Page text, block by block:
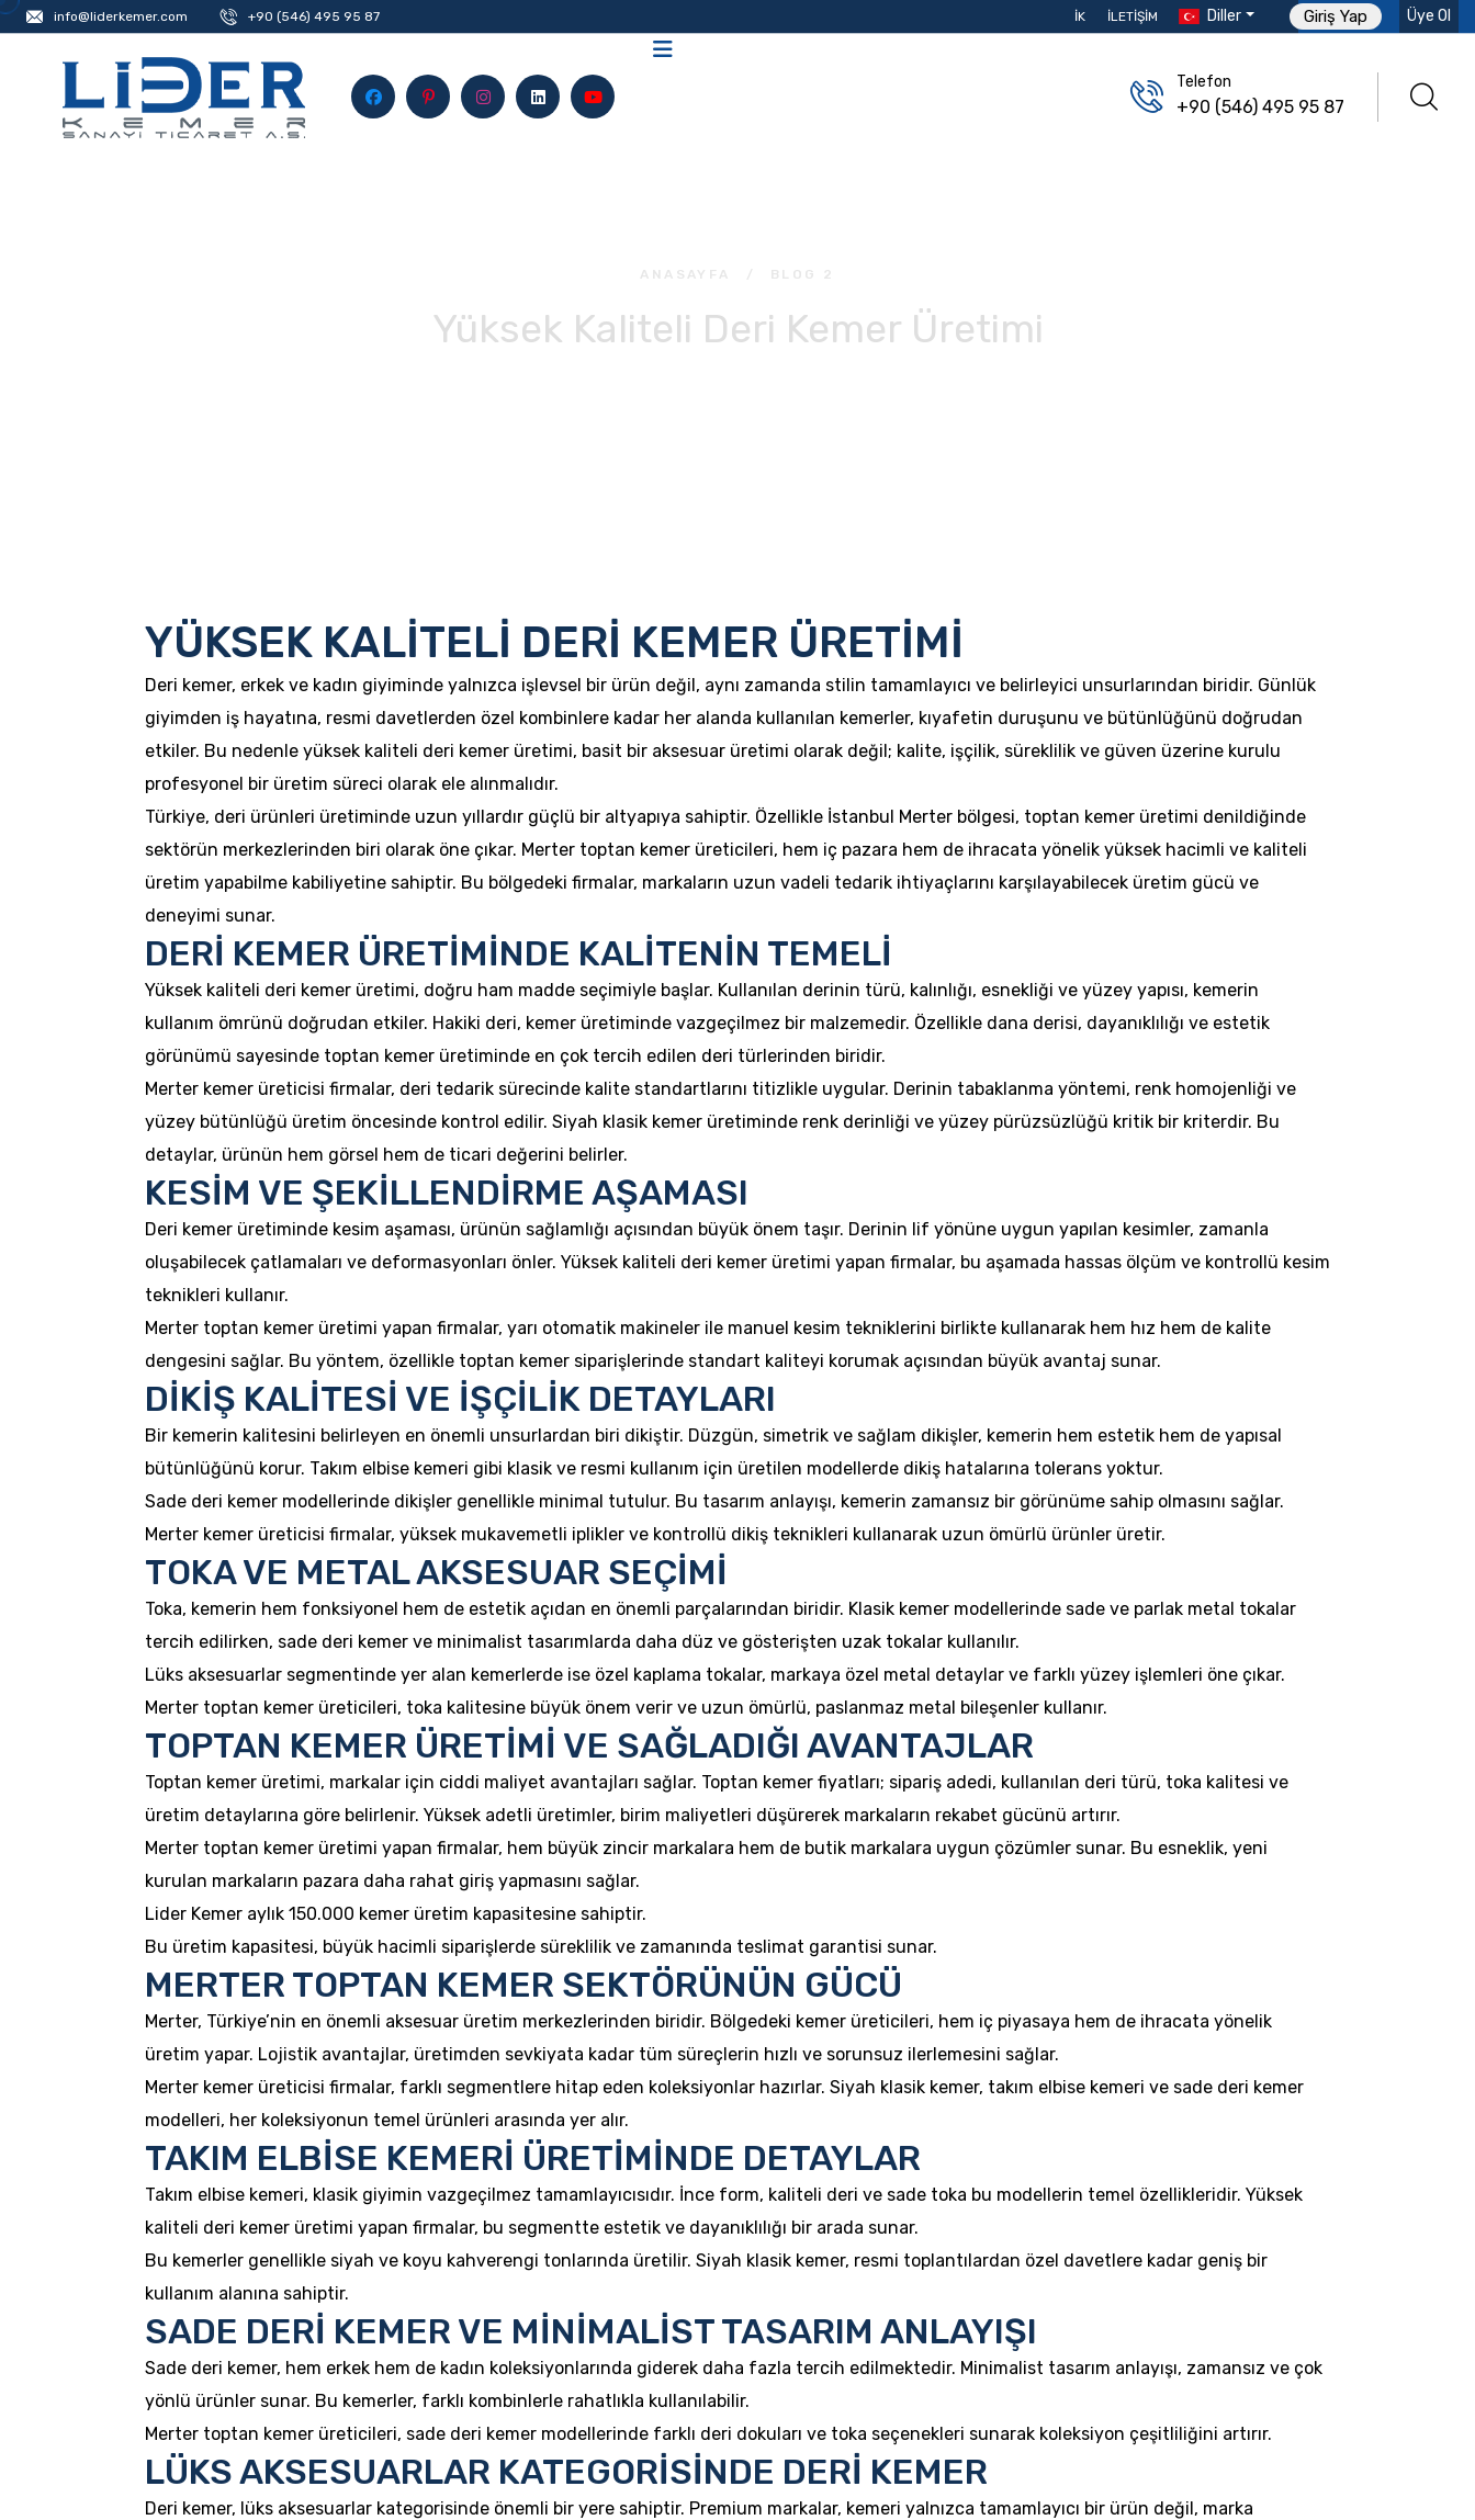
info@liderkemer.com +90 (546) 495 95 87 İK İLETIŞIM Diller Giriş Yap Üye Ol
Telefon
+90 (546) 495 95 87
ANASAYFA / BLOG 2
Yüksek Kaliteli Deri Kemer Üretimi
YÜKSEK KALİTELİ DERİ KEMER ÜRETİMİ
Deri kemer, erkek ve kadın giyiminde yalnızca işlevsel bir ürün değil, aynı zamanda stilin tamamlayıcı ve belirleyici unsurlarından biridir. Günlük
giyimden iş hayatına, resmi davetlerden özel kombinlere kadar her alanda kullanılan kemerler, kıyafetin duruşunu ve bütünlüğünü doğrudan
etkiler. Bu nedenle yüksek kaliteli deri kemer üretimi, basit bir aksesuar üretimi olarak değil; kalite, işçilik, süreklilik ve güven üzerine kurulu
profesyonel bir üretim süreci olarak ele alınmalıdır.
Türkiye, deri ürünleri üretiminde uzun yıllardır güçlü bir altyapıya sahiptir. Özellikle İstanbul Merter bölgesi, toptan kemer üretimi denildiğinde
sektörün merkezlerinden biri olarak öne çıkar. Merter toptan kemer üreticileri, hem iç pazara hem de ihracata yönelik yüksek hacimli ve kaliteli
üretim yapabilme kabiliyetine sahiptir. Bu bölgedeki firmalar, markaların uzun vadeli tedarik ihtiyaçlarını karşılayabilecek üretim gücü ve
deneyimi sunar.
DERİ KEMER ÜRETİMİNDE KALİTENİN TEMELİ
Yüksek kaliteli deri kemer üretimi, doğru ham madde seçimiyle başlar. Kullanılan derinin türü, kalınlığı, esnekliği ve yüzey yapısı, kemerin
kullanım ömrünü doğrudan etkiler. Hakiki deri, kemer üretiminde vazgeçilmez bir malzemedir. Özellikle dana derisi, dayanıklılığı ve estetik
görünümü sayesinde toptan kemer üretiminde en çok tercih edilen deri türlerinden biridir.
Merter kemer üreticisi firmalar, deri tedarik sürecinde kalite standartlarını titizlikle uygular. Derinin tabaklanma yöntemi, renk homojenliği ve
yüzey bütünlüğü üretim öncesinde kontrol edilir. Siyah klasik kemer üretiminde renk derinliği ve yüzey pürüzsüzlüğü kritik bir kriterdir. Bu
detaylar, ürünün hem görsel hem de ticari değerini belirler.
KESİM VE ŞEKİLLENDİRME AŞAMASI
Deri kemer üretiminde kesim aşaması, ürünün sağlamlığı açısından büyük önem taşır. Derinin lif yönüne uygun yapılan kesimler, zamanla
oluşabilecek çatlamaları ve deformasyonları önler. Yüksek kaliteli deri kemer üretimi yapan firmalar, bu aşamada hassas ölçüm ve kontrollü kesim
teknikleri kullanır.
Merter toptan kemer üretimi yapan firmalar, yarı otomatik makineler ile manuel kesim tekniklerini birlikte kullanarak hem hız hem de kalite
dengesini sağlar. Bu yöntem, özellikle toptan kemer siparişlerinde standart kaliteyi korumak açısından büyük avantaj sunar.
DİKİŞ KALİTESİ VE İŞÇİLİK DETAYLARI
Bir kemerin kalitesini belirleyen en önemli unsurlardan biri dikiştir. Düzgün, simetrik ve sağlam dikişler, kemerin hem estetik hem de yapısal
bütünlüğünü korur. Takım elbise kemeri gibi klasik ve resmi kullanım için üretilen modellerde dikiş hatalarına tolerans yoktur.
Sade deri kemer modellerinde dikişler genellikle minimal tutulur. Bu tasarım anlayışı, kemerin zamansız bir görünüme sahip olmasını sağlar.
Merter kemer üreticisi firmalar, yüksek mukavemetli iplikler ve kontrollü dikiş teknikleri kullanarak uzun ömürlü ürünler üretir.
TOKA VE METAL AKSESUAR SEÇİMİ
Toka, kemerin hem fonksiyonel hem de estetik açıdan en önemli parçalarından biridir. Klasik kemer modellerinde sade ve parlak metal tokalar
tercih edilirken, sade deri kemer ve minimalist tasarımlarda daha düz ve gösterişten uzak tokalar kullanılır.
Lüks aksesuarlar segmentinde yer alan kemerlerde ise özel kaplama tokalar, markaya özel metal detaylar ve farklı yüzey işlemleri öne çıkar.
Merter toptan kemer üreticileri, toka kalitesine büyük önem verir ve uzun ömürlü, paslanmaz metal bileşenler kullanır.
TOPTAN KEMER ÜRETİMİ VE SAĞLADIĞI AVANTAJLAR
Toptan kemer üretimi, markalar için ciddi maliyet avantajları sağlar. Toptan kemer fiyatları; sipariş adedi, kullanılan deri türü, toka kalitesi ve
üretim detaylarına göre belirlenir. Yüksek adetli üretimler, birim maliyetleri düşürerek markaların rekabet gücünü artırır.
Merter toptan kemer üretimi yapan firmalar, hem büyük zincir markalara hem de butik markalara uygun çözümler sunar. Bu esneklik, yeni
kurulan markaların pazara daha rahat giriş yapmasını sağlar.
Lider Kemer aylık 150.000 kemer üretim kapasitesine sahiptir.
Bu üretim kapasitesi, büyük hacimli siparişlerde süreklilik ve zamanında teslimat garantisi sunar.
MERTER TOPTAN KEMER SEKTÖRÜNÜN GÜCÜ
Merter, Türkiye’nin en önemli aksesuar üretim merkezlerinden biridir. Bölgedeki kemer üreticileri, hem iç piyasaya hem de ihracata yönelik
üretim yapar. Lojistik avantajlar, üretimden sevkiyata kadar tüm süreçlerin hızlı ve sorunsuz ilerlemesini sağlar.
Merter kemer üreticisi firmalar, farklı segmentlere hitap eden koleksiyonlar hazırlar. Siyah klasik kemer, takım elbise kemeri ve sade deri kemer
modelleri, her koleksiyonun temel ürünleri arasında yer alır.
TAKIM ELBİSE KEMERİ ÜRETİMİNDE DETAYLAR
Takım elbise kemeri, klasik giyimin vazgeçilmez tamamlayıcısıdır. İnce form, kaliteli deri ve sade toka bu modellerin temel özellikleridir. Yüksek
kaliteli deri kemer üretimi yapan firmalar, bu segmentte estetik ve dayanıklılığı bir arada sunar.
Bu kemerler genellikle siyah ve koyu kahverengi tonlarında üretilir. Siyah klasik kemer, resmi toplantılardan özel davetlere kadar geniş bir
kullanım alanına sahiptir.
SADE DERİ KEMER VE MİNİMALİST TASARIM ANLAYIŞI
Sade deri kemer, hem erkek hem de kadın koleksiyonlarında giderek daha fazla tercih edilmektedir. Minimalist tasarım anlayışı, zamansız ve çok
yönlü ürünler sunar. Bu kemerler, farklı kombinlerle rahatlıkla kullanılabilir.
Merter toptan kemer üreticileri, sade deri kemer modellerinde farklı deri dokuları ve toka seçenekleri sunarak koleksiyon çeşitliliğini artırır.
LÜKS AKSESUARLAR KATEGORİSİNDE DERİ KEMER
Deri kemer, lüks aksesuarlar kategorisinde önemli bir yere sahiptir. Premium markalar, kemeri yalnızca tamamlayıcı bir ürün değil, marka